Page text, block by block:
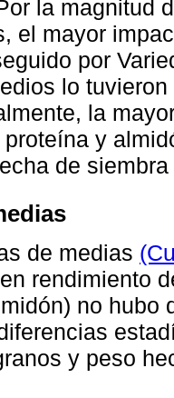
la magnitud
el mayor
por
lo
la
y
de
de medias
rendimiento
no hubo
y peso